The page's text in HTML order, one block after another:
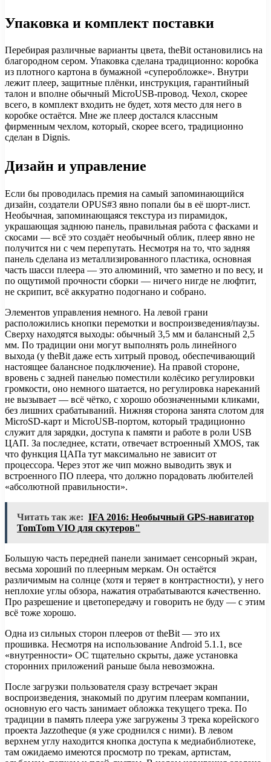
Упаковка и комплект поставки
Перебирая различные варианты цвета, theBit остановились на
благородном сером. Упаковка сделана традиционно: коробка
из плотного картона в бумажной «суперобложке». Внутри
лежит плеер, защитные плёнки, инструкция, гарантийный
талон и вполне обычный MicroUSB-провод. Чехол, скорее
всего, в комплект входить не будет, хотя место для него в
коробке остаётся. Мне же плеер достался классным
фирменным чехлом, который, скорее всего, традиционно
сделан в Dignis.
Дизайн и управление
Если бы проводилась премия на самый запоминающийся
дизайн, создатели OPUS#3 явно попали бы в её шорт-лист.
Необычная, запоминающаяся текстура из пирамидок,
украшающая заднюю панель, правильная работа с фасками и
скосами — всё это создаёт необычный облик, плеер явно не
получится ни с чем перепутать. Несмотря на то, что задняя
панель сделана из металлизированного пластика, основная
часть шасси плеера — это алюминий, что заметно и по весу, и
по ощутимой прочности сборки — ничего нигде не люфтит,
не скрипит, всё аккуратно подогнано и собрано.
Элементов управления немного. На левой грани
расположились кнопки перемотки и воспроизведения/паузы.
Сверху находятся выходы: обычный 3,5 мм и балансный 2,5
мм. По традиции они могут выполнять роль линейного
выхода (у theBit даже есть хитрый провод, обеспечивающий
настоящее балансное подключение). На правой стороне,
вровень с задней панелью поместили колёсико регулировки
громкости, оно немного шатается, но регулировка нареканий
не вызывает — всё чётко, с хорошо обозначенными кликами,
без лишних срабатываний. Нижняя сторона занята слотом для
MicroSD-карт и MicroUSB-портом, который традиционно
служит для зарядки, доступа к памяти и работе в роли USB
ЦАП. За последнее, кстати, отвечает встроенный XMOS, так
что функция ЦАПа тут максимально не зависит от
процессора. Через этот же чип можно выводить звук и
встроенного ПО плеера, что должно порадовать любителей
«абсолютной правильности».
Читать так же: IFA 2016: Необычный GPS-навигатор
TomTom VIO для скутеров"
Большую часть передней панели занимает сенсорный экран,
весьма хороший по плеерным меркам. Он остаётся
различимым на солнце (хотя и теряет в контрастности), у него
неплохие углы обзора, нажатия отрабатываются качественно.
Про разрешение и цветопередачу и говорить не буду — с этим
всё тоже хорошо.
Одна из сильных сторон плееров от theBit — это их
прошивка. Несмотря на использование Android 5.1.1, все
«внутренности» ОС тщательно скрыты, даже установка
сторонних приложений раньше была невозможна.
После загрузки пользователя сразу встречает экран
воспроизведения, знакомый по другим плеерам компании,
основную его часть занимает обложка текущего трека. По
традиции в память плеера уже загружены 3 трека корейского
проекта Jazzotheque (я уже сроднился с ними). В левом
верхнем углу находится кнопка доступа к медиабиблиотеке,
там ожидаемо имеются просмотр по трекам, артистам,